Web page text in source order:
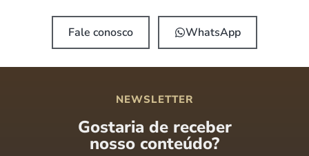
Fale conosco WhatsApp
NEWSLETTER
Gostaria de receber
nosso conteúdo?